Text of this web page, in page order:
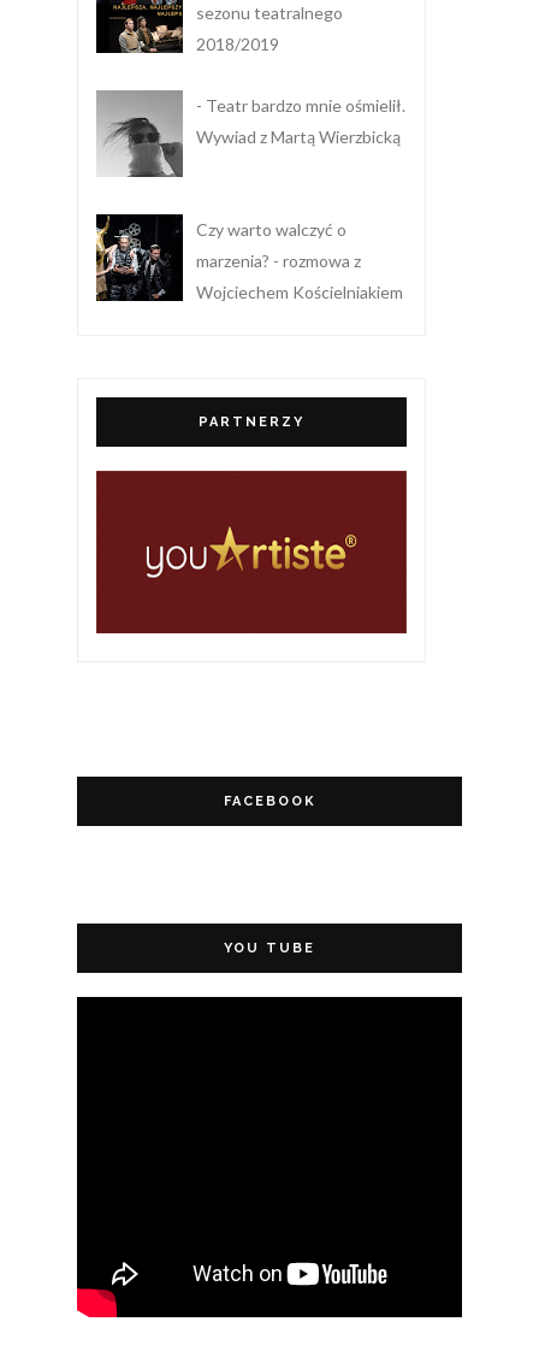
sezonu teatralnego
2018/2019
- Teatr bardzo mnie ośmielił.
Wywiad z Martą Wierzbicką
Czy warto walczyć o
marzenia? - rozmowa z
Wojciechem Kościelniakiem
PARTNERZY
FACEBOOK
YOU TUBE